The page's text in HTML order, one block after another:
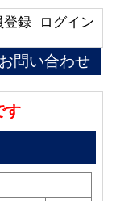
ログイン
登録
問い合わせ
す